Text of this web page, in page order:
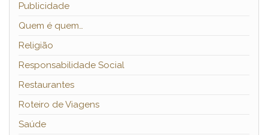
Publicidade
Quem é quem…
Religião
Responsabilidade Social
Restaurantes
Roteiro de Viagens
Saúde